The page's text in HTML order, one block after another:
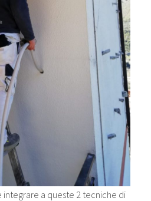
a queste 2 tecniche di